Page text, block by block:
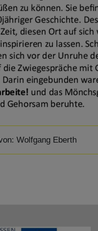
Wolfgang Eberth